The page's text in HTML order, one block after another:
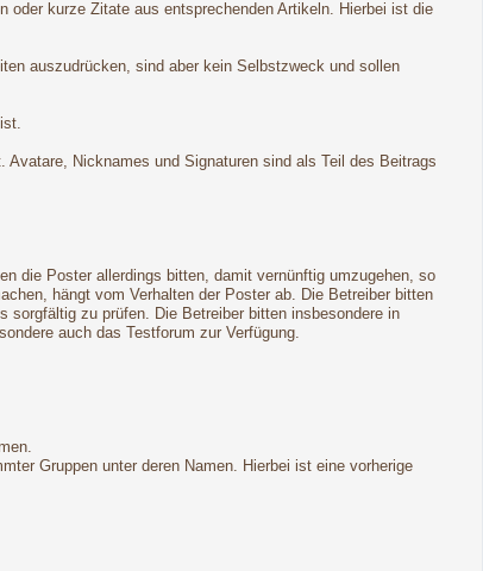
oder kurze Zitate aus entsprechenden Artikeln. Hierbei ist die
auszudrücken, sind aber kein Selbstzweck und sollen
Nicknames und Signaturen sind als Teil des Beitrags
die Poster allerdings bitten, damit vernünftig umzugehen, so
hängt vom Verhalten der Poster ab. Die Betreiber bitten
sorgfältig zu prüfen. Die Betreiber bitten insbesondere in
auch das Testforum zur Verfügung.
Gruppen unter deren Namen. Hierbei ist eine vorherige